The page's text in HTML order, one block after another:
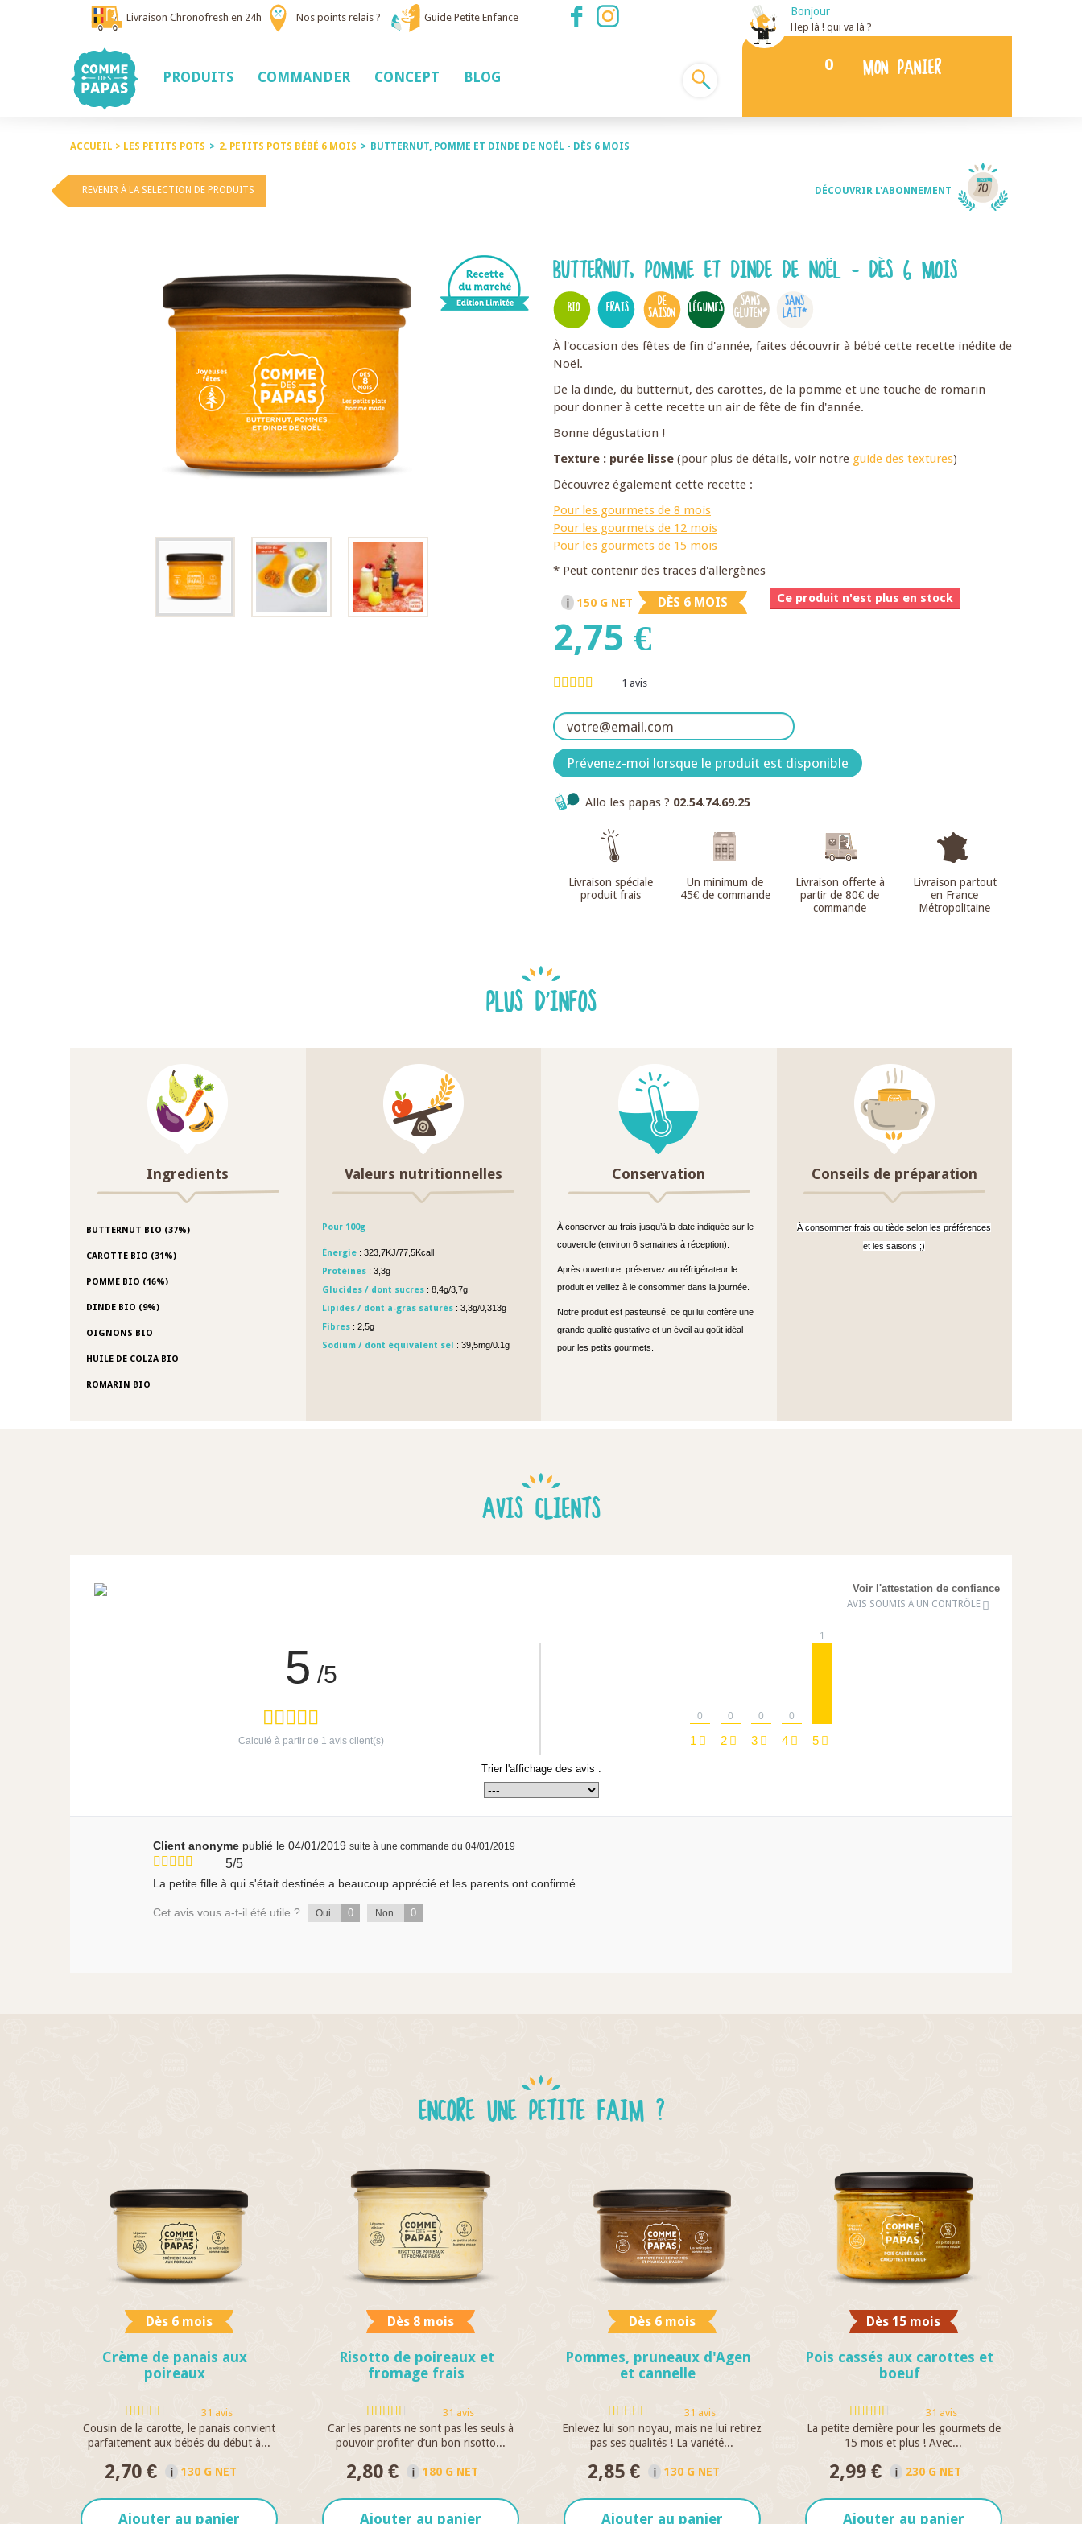
Livraison Chronofresh en 24h Nos points relais ? Guide Petite Enfance
PRODUITS COMMANDER CONCEPT BLOG
Bonjour
Hep là ! qui va là ?
0 MON PANIER
ACCUEIL > LES PETITS POTS > 2. PETITS POTS BÉBÉ 6 MOIS > BUTTERNUT, POMME ET DINDE DE NOËL - DÈS 6 MOIS
REVENIR À LA SELECTION DE PRODUITS DÉCOUVRIR L'ABONNEMENT
BUTTERNUT, POMME ET DINDE DE NOËL - DÈS 6 MOIS
BIO FRAIS
DE
SAISON
LÉGUMES
SANS
GLUTEN*
SANS
LAIT*
À l'occasion des fêtes de fin d'année, faites découvrir à bébé cette recette inédite de
Noël.
De la dinde, du butternut, des carottes, de la pomme et une touche de romarin
pour donner à cette recette un air de fête de fin d'année.
Bonne dégustation !
Texture : purée lisse (pour plus de détails, voir notre guide des textures)
Découvrez également cette recette :
Pour les gourmets de 8 mois
Pour les gourmets de 12 mois
Pour les gourmets de 15 mois
* Peut contenir des traces d'allergènes
150 G NET DÈS 6 MOIS Ce produit n'est plus en stock
2,75 €
1 avis
Prévenez-moi lorsque le produit est disponible
Allo les papas ? 02.54.74.69.25
Livraison spéciale
produit frais
Un minimum de
45€ de commande
Livraison offerte à
partir de 80€ de
commande
Livraison partout
en France
Métropolitaine
PLUS D'INFOS
Ingredients
BUTTERNUT BIO (37%)
CAROTTE BIO (31%)
POMME BIO (16%)
DINDE BIO (9%)
OIGNONS BIO
HUILE DE COLZA BIO
ROMARIN BIO
Valeurs nutritionnelles
Pour 100g
Énergie: 323,7KJ/77,5Kcall
Protéines: 3,3g
Glucides / dont sucres: 8,4g/3,7g
Lipides / dont a-gras saturés: 3,3g/0,313g
Fibres: 2,5g
Sodium / dont équivalent sel : 39,5mg/0.1g
Conservation
À conserver au frais jusqu’à la date indiquée sur le
couvercle (environ 6 semaines à réception).
Après ouverture, préservez au réfrigérateur le
produit et veillez à le consommer dans la journée.
Notre produit est pasteurisé, ce qui lui confère une
grande qualité gustative et un éveil au goût idéal
pour les petits gourmets.
Conseils de préparation
À consommer frais ou tiède selon les préférences
et les saisons ;)
AVIS CLIENTS
Voir l'attestation de confiance
AVIS SOUMIS À UN CONTRÔLE
5 /5
Calculé à partir de 1 avis client(s) 1
0
2
0
3
0
4
0
5
1
Trier l'affichage des avis :
Client anonyme publié le 04/01/2019 suite à une commande du 04/01/2019
5/5
La petite fille à qui s'était destinée a beaucoup apprécié et les parents ont confirmé .
Cet avis vous a-t-il été utile ? Oui 0 Non 0
ENCORE UNE PETITE FAIM ?
Dès 6 mois
Crème de panais aux
poireaux
31 avis
Cousin de la carotte, le panais convient
parfaitement aux bébés du début à...
2,70 € 130 G NET
Ajouter au panier
Dès 8 mois
Risotto de poireaux et
fromage frais
31 avis
Car les parents ne sont pas les seuls à
pouvoir profiter d’un bon risotto...
2,80 € 180 G NET
Ajouter au panier
Dès 6 mois
Pommes, pruneaux d'Agen
et cannelle
31 avis
Enlevez lui son noyau, mais ne lui retirez
pas ses qualités ! La variété...
2,85 € 130 G NET
Ajouter au panier
Dès 15 mois
Pois cassés aux carottes et
boeuf
31 avis
La petite dernière pour les gourmets de
15 mois et plus ! Avec...
2,99 € 230 G NET
Ajouter au panier